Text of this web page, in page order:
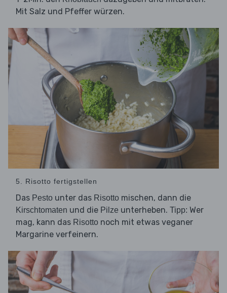
Mit Salz und Pfeffer würzen.
5. Risotto fertigstellen
Das Pesto unter das Risotto mischen, dann die
Kirschtomaten und die Pilze unterheben. Tipp: Wer
mag, kann das Risotto noch mit etwas veganer
Margarine verfeinern.